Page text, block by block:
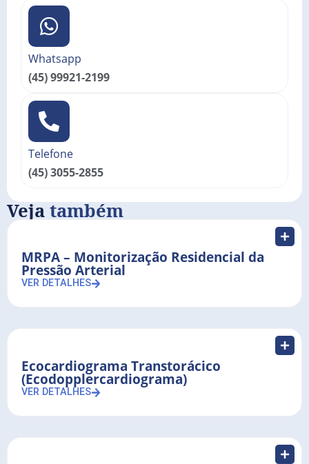
Whatsapp
(45) 99921-2199
Telefone
(45) 3055-2855
Vejatambém
MRPA – Monitorização Residencial da
Pressão Arterial
VER DETALHES
Ecocardiograma Transtorácico
(Ecodopplercardiograma)
VER DETALHES